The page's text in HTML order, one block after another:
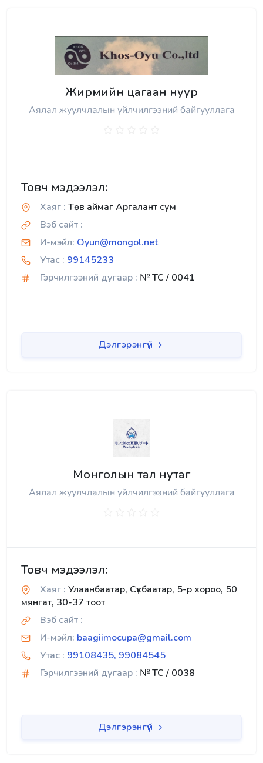
Жирмийн цагаан нуур
Аялал жуулчлалын үйлчилгээний байгууллага
Товч мэдээлэл:
Хаяг : Төв аймаг Аргалант сум
Вэб сайт :
И-мэйл: Oyun@mongol.net
Утас : 99145233
Гэрчилгээний дугаар : № TC / 0041
Дэлгэрэнгүй
Монголын тал нутаг
Аялал жуулчлалын үйлчилгээний байгууллага
Товч мэдээлэл:
Хаяг : Улаанбаатар, Сүхбаатар, 5-р хороо, 50
мянгат, 30-37 тоот
Вэб сайт :
И-мэйл: baagiimocupa@gmail.com
Утас : 99108435, 99084545
Гэрчилгээний дугаар : № TC / 0038
Дэлгэрэнгүй